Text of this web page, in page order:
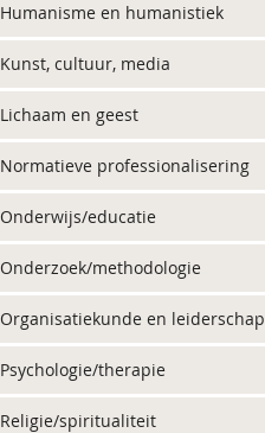
Humanisme en humanistiek
Kunst, cultuur, media
Lichaam en geest
Normatieve professionalisering
Onderwijs/educatie
Onderzoek/methodologie
Organisatiekunde en leiderschap
Psychologie/therapie
Religie/spiritualiteit